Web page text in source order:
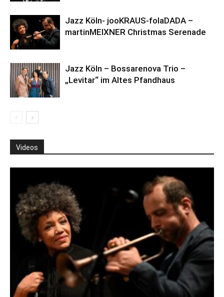
Jazz Köln- jooKRAUS-folaDADA –
martinMEIXNER Christmas Serenade
Jazz Köln – Bossarenova Trio –
„Levitar“ im Altes Pfandhaus
Videos